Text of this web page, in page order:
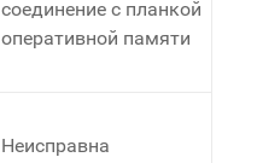
соединение с планкой
оперативной памяти
Неисправна